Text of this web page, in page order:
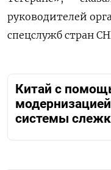
руководителей
спецслужб стран
Китай с
системы